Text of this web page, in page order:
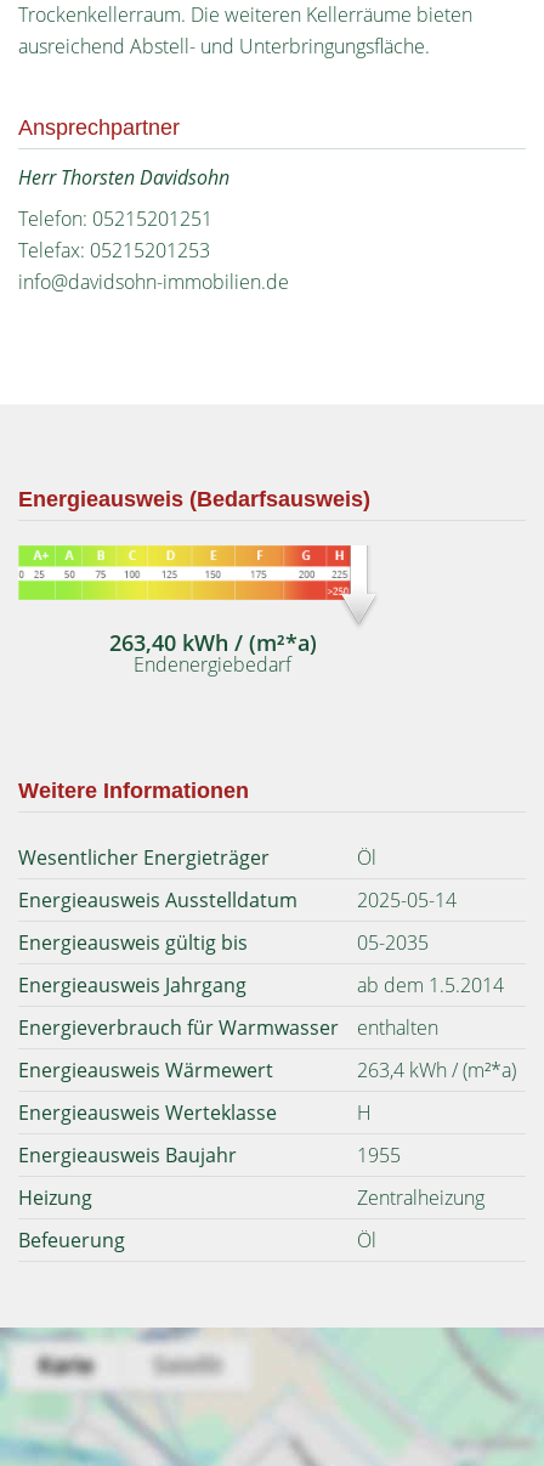
Trockenkellerraum. Die weiteren Kellerräume bieten
ausreichend Abstell- und Unterbringungsfläche.
Ansprechpartner
Herr Thorsten Davidsohn
Telefon: 05215201251
Telefax: 05215201253
info@davidsohn-immobilien.de
Energieausweis (Bedarfsausweis)
263,40 kWh / (m²*a)
Endenergiebedarf
Weitere Informationen
Wesentlicher Energieträger
Öl
Energieausweis Ausstelldatum
2025-05-14
Energieausweis gültig bis
05-2035
Energieausweis Jahrgang
ab dem 1.5.2014
Energieverbrauch für Warmwasser
enthalten
Energieausweis Wärmewert
263,4 kWh / (m²*a)
Energieausweis Werteklasse
H
Energieausweis Baujahr
1955
Heizung
Zentralheizung
Befeuerung
Öl